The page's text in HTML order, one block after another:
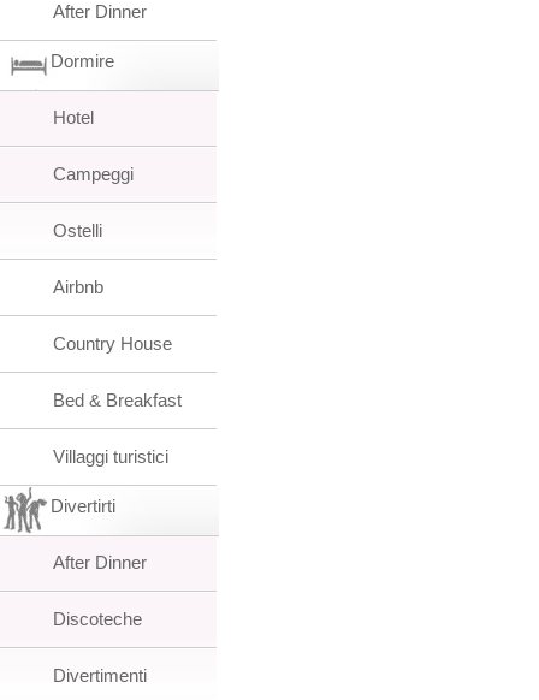
After Dinner
Dormire
Hotel
Campeggi
Ostelli
Airbnb
Country House
Bed & Breakfast
Villaggi turistici
Divertirti
After Dinner
Discoteche
Divertimenti